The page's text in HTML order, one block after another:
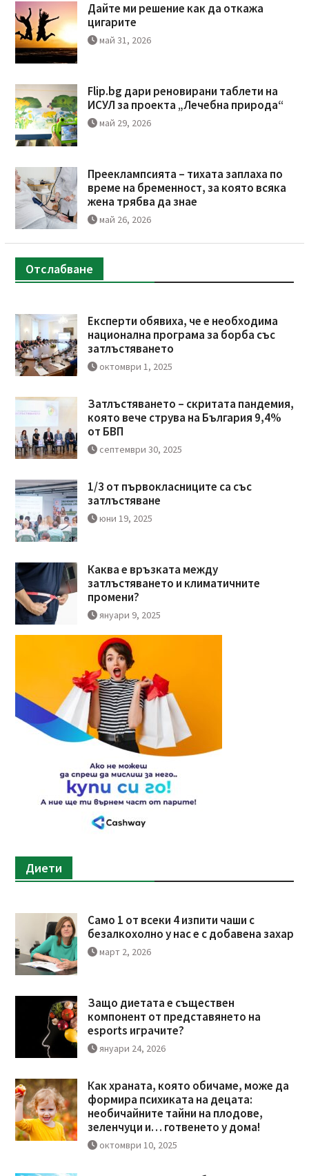
Дайте ми решение как да откажа
цигарите
май 31, 2026
Flip.bg дари реновирани таблети на
ИСУЛ за проекта „Лечебна природа“
май 29, 2026
Прееклампсията – тихата заплаха по
време на бременност, за която всяка
жена трябва да знае
май 26, 2026
Отслабване
Експерти обявиха, че е необходима
национална програма за борба със
затлъстяването
октомври 1, 2025
Затлъстяването – скритата пандемия,
която вече струва на България 9,4%
от БВП
септември 30, 2025
1/3 от първокласниците са със
затлъстяване
юни 19, 2025
Каква е връзката между
затлъстяването и климатичните
промени?
януари 9, 2025
Диети
Само 1 от всеки 4 изпити чаши с
безалкохолно у нас е с добавена захар
март 2, 2026
Защо диетата е съществен
компонент от представянето на
esports играчите?
януари 24, 2026
Как храната, която обичаме, може да
формира психиката на децата:
необичайните тайни на плодове,
зеленчуци и… готвенето у дома!
октомври 10, 2025